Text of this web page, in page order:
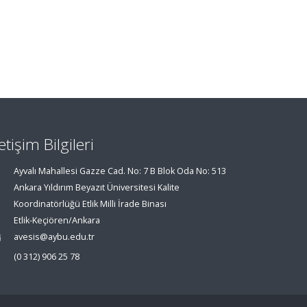
Bilgileri
Ayvalı Mahallesi Gazze Cad. No: 7 B Blok Oda No: 513
Ankara Yıldırım Beyazıt Üniversitesi Kalite
Koordinatörlüğü Etlik Milli İrade Binası
Etlik-Keçiören/Ankara
avesis@aybu.edu.tr
(0 312) 906 25 78